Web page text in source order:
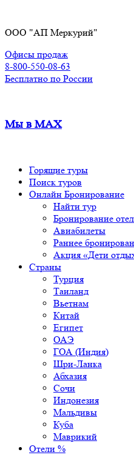
содержимому
ООО "АП Меркурий"
Офисы продаж
8-800-550-08-63
Бесплатно по России
Мы в MAX
Горящие туры
Поиск туров
Онлайн Бронирование
Найти тур
Бронирование
Авиабилеты
Раннее
Акция «Дети
Страны
Турция
Таиланд
Вьетнам
Китай
Египет
ОАЭ
ГОА (Индия)
Шри-Ланка
Абхазия
Сочи
Индонезия
Мальдивы
Куба
Маврикий
Отели %